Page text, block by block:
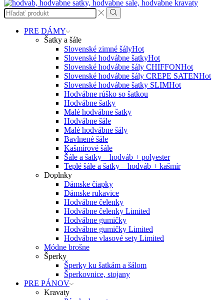
Search
input
Search
PRE DÁMY
Šatky a šále
Slovenské zimné šályHot
Slovenské hodvábne šatkyHot
Slovenské hodvábne šály CHIFFONHot
Slovenské hodvábne šály CREPE SATENHot
Slovenské hodvábne šatky SLIMHot
Hodvábne rúško so šatkou
Hodvábne šatky
Malé hodvábne šatky
Hodvábne šále
Malé hodvábne šály
Bavlnené šále
Kašmírové šále
Šále a šatky – hodváb + polyester
Teplé šále a šatky – hodváb + kašmír
Doplnky
Dámske čiapky
Dámske rukavice
Hodvábne čelenky
Hodvábne čelenky Limited
Hodvábne gumičky
Hodvábne gumičky Limited
Hodvábne vlasové sety Limited
Módne brošne
Šperky
Šperky ku šatkám a šálom
Šperkovnice, stojany
PRE PÁNOV
Kravaty